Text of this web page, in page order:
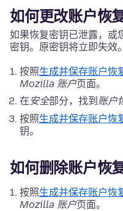
如何更改账户恢
如果恢复密钥已泄露，或
密钥。原密钥将立即失效。
按照生成并保存账户恢
Mozilla 账户页面。
在安全部分，找到 账户
按照生成并保存账户恢
钥。
如何删除账户恢
按照生成并保存账户恢
Mozilla 账户页面。